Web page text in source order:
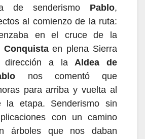
de senderismo Pablo,
al comienzo de la ruta:
en el cruce de la
Conquistaen plena Sierra
direccióna laAldea de
nos comentó que
para arriba y vuelta al
la etapa. Senderismo sin
con un camino
árboles que nos daban